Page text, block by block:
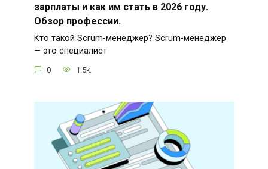
зарплаты и как им стать в 2026 году.
Обзор профессии.
Кто такой Scrum-менеджер? Scrum-менеджер
— это специалист
0 1.5k.